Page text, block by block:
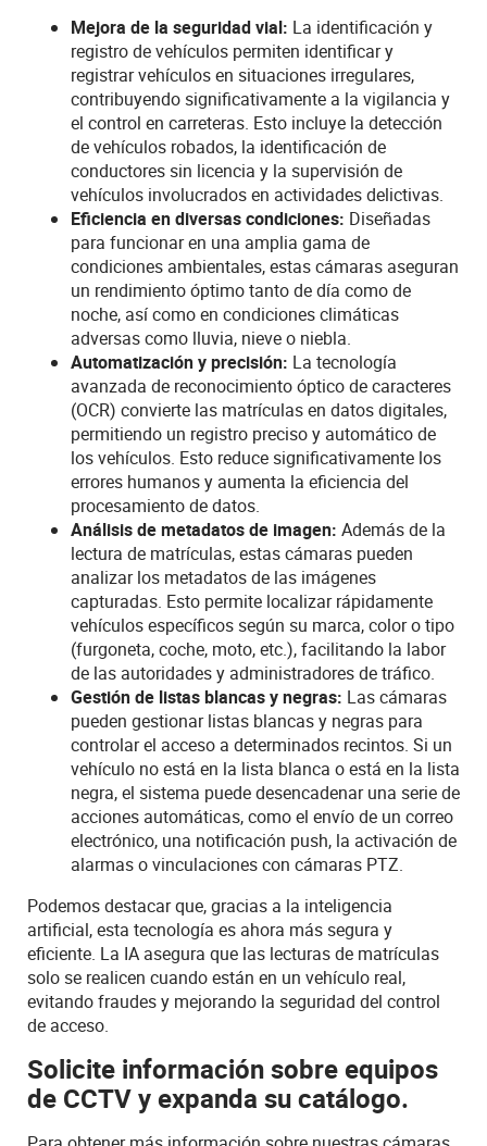
Mejora de la seguridad vial: La identificación y
registro de vehículos permiten identificar y
registrar vehículos en situaciones irregulares,
contribuyendo significativamente a la vigilancia y
el control en carreteras. Esto incluye la detección
de vehículos robados, la identificación de
conductores sin licencia y la supervisión de
vehículos involucrados en actividades delictivas.
Eficiencia en diversas condiciones: Diseñadas
para funcionar en una amplia gama de
condiciones ambientales, estas cámaras aseguran
un rendimiento óptimo tanto de día como de
noche, así como en condiciones climáticas
adversas como lluvia, nieve o niebla.
Automatización y precisión: La tecnología
avanzada de reconocimiento óptico de caracteres
(OCR) convierte las matrículas en datos digitales,
permitiendo un registro preciso y automático de
los vehículos. Esto reduce significativamente los
errores humanos y aumenta la eficiencia del
procesamiento de datos.
Análisis de metadatos de imagen: Además de la
lectura de matrículas, estas cámaras pueden
analizar los metadatos de las imágenes
capturadas. Esto permite localizar rápidamente
vehículos específicos según su marca, color o tipo
(furgoneta, coche, moto, etc.), facilitando la labor
de las autoridades y administradores de tráfico.
Gestión de listas blancas y negras: Las cámaras
pueden gestionar listas blancas y negras para
controlar el acceso a determinados recintos. Si un
vehículo no está en la lista blanca o está en la lista
negra, el sistema puede desencadenar una serie de
acciones automáticas, como el envío de un correo
electrónico, una notificación push, la activación de
alarmas o vinculaciones con cámaras PTZ.
Podemos destacar que, gracias a la inteligencia
artificial, esta tecnología es ahora más segura y
eficiente. La IA asegura que las lecturas de matrículas
solo se realicen cuando están en un vehículo real,
evitando fraudes y mejorando la seguridad del control
de acceso.
Solicite informaciónsobre equipos
de CCTV y expanda su catálogo.